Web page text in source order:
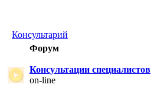
Консультарий
Форум
Консультации специалистов
on-line